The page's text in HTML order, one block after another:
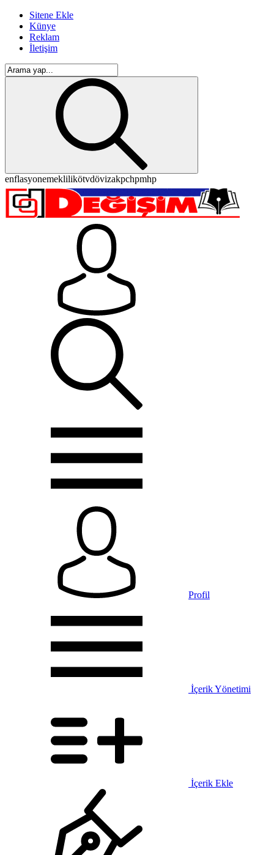
Sitene Ekle
Künye
Reklam
İletişim
enflasyonemeklilikötvdövizakpchpmhp
Profil
İçerik Yönetimi
İçerik Ekle